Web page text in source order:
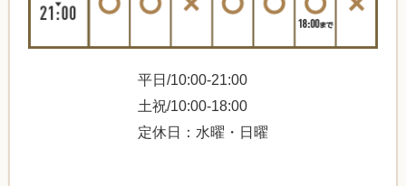
平日/10:00-21:00
土祝/10:00-18:00
定休日：水曜・日曜